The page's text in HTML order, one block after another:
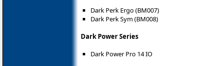
Dark Perk Ergo (BM007)
Dark Perk Sym (BM008)
Dark Power Series
Dark Power Pro 14 IO